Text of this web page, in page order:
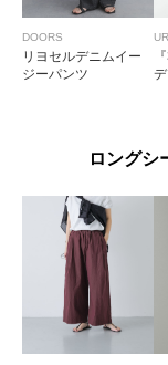
DOORS
リヨセルデニムイー
ジーパンツ
ロングシ